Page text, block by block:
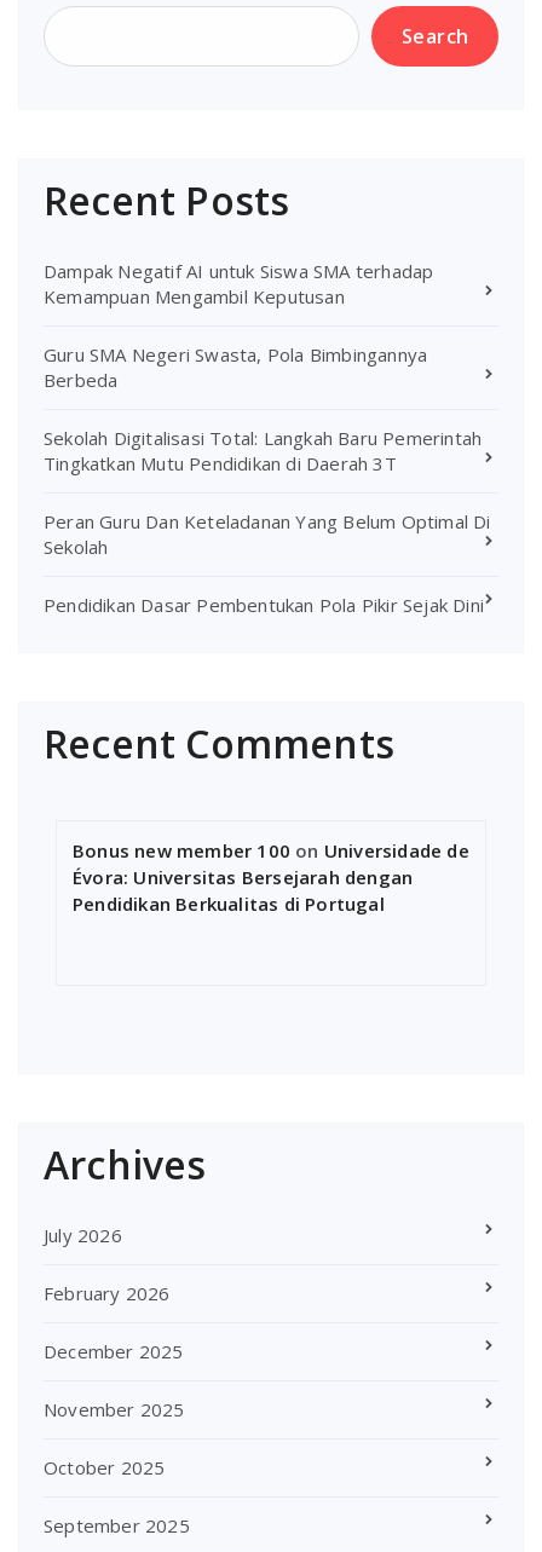
Search
Recent Posts
Dampak Negatif AI untuk Siswa SMA terhadap
Kemampuan Mengambil Keputusan
Guru SMA Negeri Swasta, Pola Bimbingannya
Berbeda
Sekolah Digitalisasi Total: Langkah Baru Pemerintah
Tingkatkan Mutu Pendidikan di Daerah 3T
Peran Guru Dan Keteladanan Yang Belum Optimal Di
Sekolah
Pendidikan Dasar Pembentukan Pola Pikir Sejak Dini
Recent Comments
Bonus new member 100 on Universidade de
Évora: Universitas Bersejarah dengan
Pendidikan Berkualitas di Portugal
Archives
July 2026
February 2026
December 2025
November 2025
October 2025
September 2025